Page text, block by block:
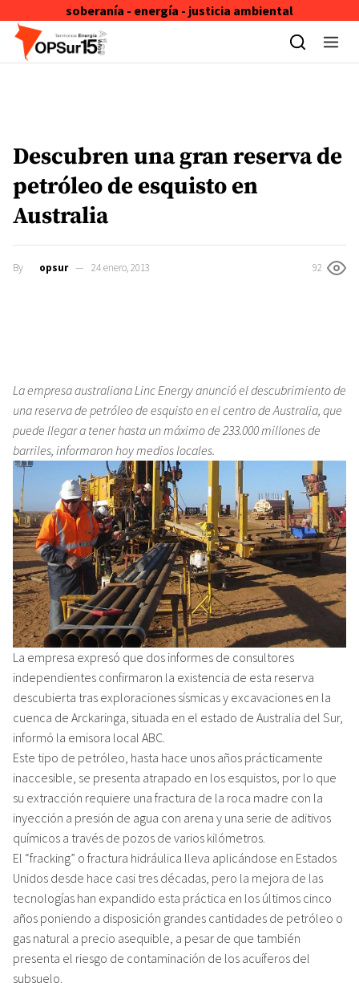
soberanía - energía - justicia ambiental
Skip to content
Descubren una gran reserva de
petróleo de esquisto en
Australia
By opsur 24 enero, 2013 92
La empresa australiana Linc Energy anunció el descubrimiento de
una reserva de petróleo de esquisto en el centro de Australia, que
puede llegar a tener hasta un máximo de 233.000 millones de
barriles, informaron hoy medios locales.
La empresa expresó que dos informes de consultores
independientes confirmaron la existencia de esta reserva
descubierta tras exploraciones sísmicas y excavaciones en la
cuenca de Arckaringa, situada en el estado de Australia del Sur,
informó la emisora local ABC.
Este tipo de petróleo, hasta hace unos años prácticamente
inaccesible, se presenta atrapado en los esquistos, por lo que
su extracción requiere una fractura de la roca madre con la
inyección a presión de agua con arena y una serie de aditivos
químicos a través de pozos de varios kilómetros.
El “fracking” o fractura hidráulica lleva aplicándose en Estados
Unidos desde hace casi tres décadas, pero la mejora de las
tecnologías han expandido esta práctica en los últimos cinco
años poniendo a disposición grandes cantidades de petróleo o
gas natural a precio asequible, a pesar de que también
presenta el riesgo de contaminación de los acuíferos del
subsuelo.